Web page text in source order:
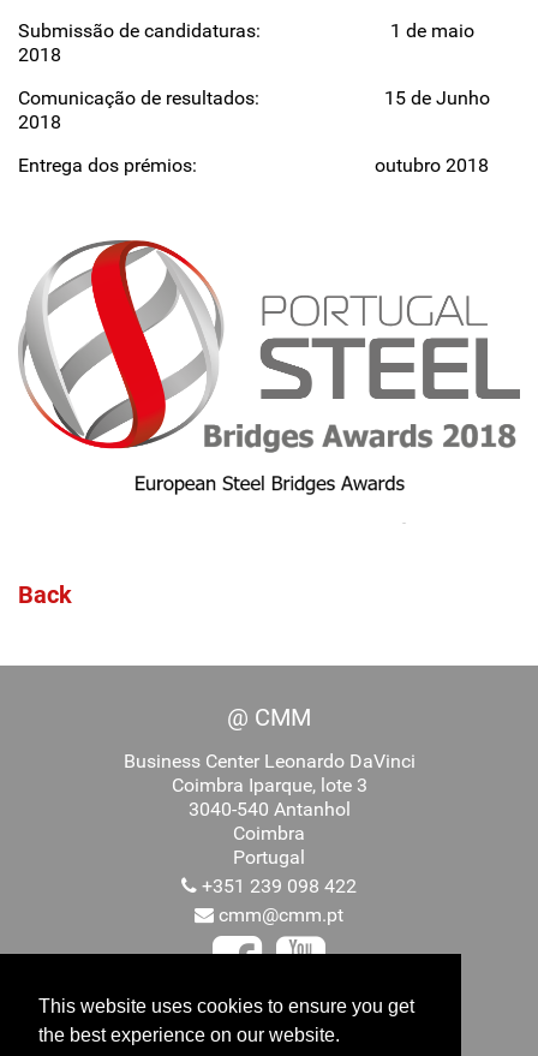
This website uses cookies to ensure you get
the best experience on our website.
Submissão de candidaturas: 1 de maio
2018
Comunicação de resultados: 15 de Junho
2018
Entrega dos prémios: outubro 2018
Back
@ CMM
Business Center Leonardo DaVinci
Coimbra Iparque, lote 3
3040-540 Antanhol
Coimbra
Portugal
+351 239 098 422
cmm@cmm.pt
Promovido por